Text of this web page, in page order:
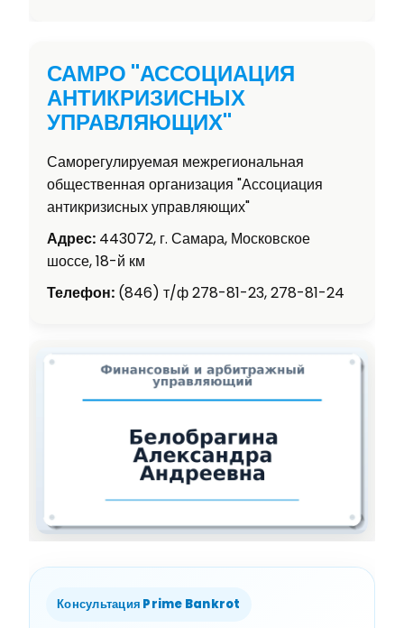
САМРО "АССОЦИАЦИЯ
АНТИКРИЗИСНЫХ
УПРАВЛЯЮЩИХ"
Саморегулируемая межрегиональная
общественная организация "Ассоциация
антикризисных управляющих"
Адрес: 443072, г. Самара, Московское
шоссе, 18-й км
Телефон: (846) т/ф 278-81-23, 278-81-24
Консультация Prime Bankrot